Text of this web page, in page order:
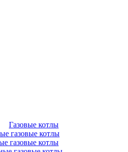
Газовые котлы
газовые котлы
газовые котлы